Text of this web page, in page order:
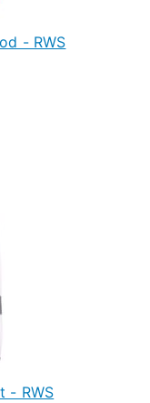
- RWS
- RWS